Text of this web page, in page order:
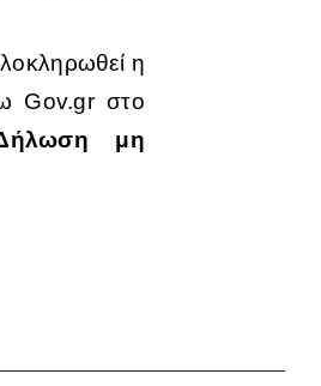
η
Gov.gr στο
μη